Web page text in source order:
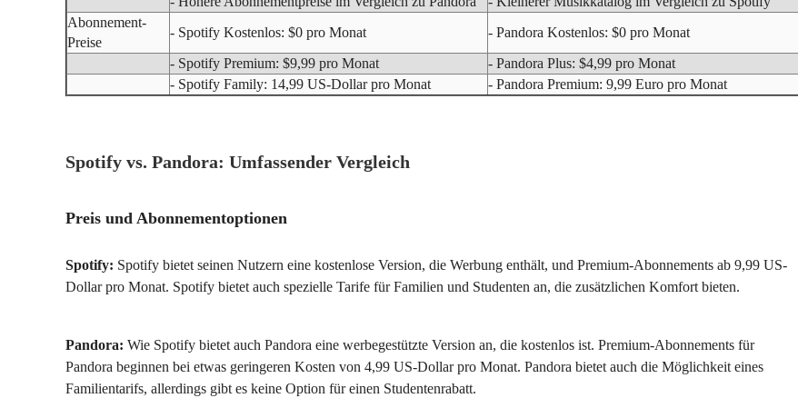
Abonnement-
Preise
- Spotify Kostenlos: $0 pro Monat
- Pandora Kostenlos: $0 pro Monat
- Spotify Premium: $9,99 pro Monat
- Pandora Plus: $4,99 pro Monat
- Spotify Family: 14,99 US-Dollar pro Monat
- Pandora Premium: 9,99 Euro pro Monat
Spotify vs. Pandora: Umfassender Vergleich
Preis und Abonnementoptionen
Spotify: Spotify bietet seinen Nutzern eine kostenlose Version, die Werbung enthält, und Premium-Abonnements ab 9,99 US-
Dollar pro Monat. Spotify bietet auch spezielle Tarife für Familien und Studenten an, die zusätzlichen Komfort bieten.
Pandora: Wie Spotify bietet auch Pandora eine werbegestützte Version an, die kostenlos ist. Premium-Abonnements für
Pandora beginnen bei etwas geringeren Kosten von 4,99 US-Dollar pro Monat. Pandora bietet auch die Möglichkeit eines
Familientarifs, allerdings gibt es keine Option für einen Studentenrabatt.